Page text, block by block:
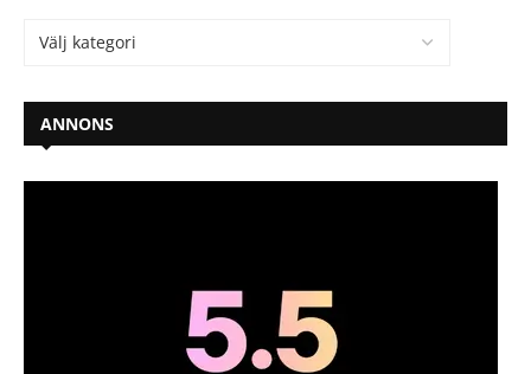
ANNONS